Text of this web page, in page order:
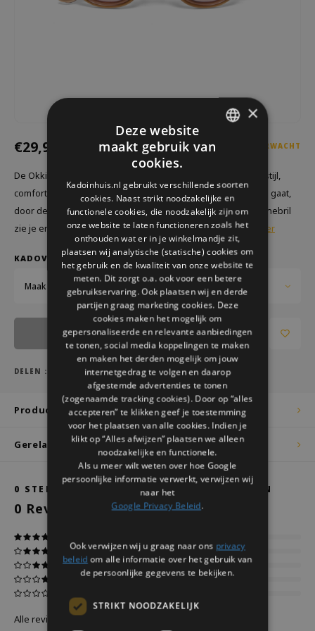
Welke Zwitscherbox past bij jou?
Stationery
Storytiles
Tassen
Tuin
€29,95 BINNENKORT VERWACHT
De Okkia Zonnebril Silvia biedt een perfecte balans tussen stijl,
comfort en bescherming. Of je nu een dagje naar het strand gaat,
door de stad wandelt of een festival bezoekt, met deze zonnebril
zie je er modieus uit, maar beschermt ook je ogen.Lees meer
KADOVERPAKKING:
Maak een keuze...
Houd mij op de hoogte
DELEN :
Productomschrijving
Gerelateerde producten
0 STERREN OP BASIS VAN0BEOORDELINGEN
0 Reviews
Alle reviews
DUTCH
ENGLISH
×
Deze website
maakt gebruik van
cookies.
Kadoinhuis.nl gebruikt verschillende soorten
cookies. Naast strikt noodzakelijke en
functionele cookies, die noodzakelijk zijn om
onze website te laten functioneren zoals het
onthouden wat er in je winkelmandje zit,
plaatsen wij analytische (statische) cookies om
het gebruik en de kwaliteit van onze website te
meten. Dit zorgt o.a. ook voor een betere
gebruikservaring. Ook plaatsen wij en derde
partijen graag marketing cookies. Deze
cookies maken het mogelijk om
gepersonaliseerde en relevante aanbiedingen
te tonen, social media koppelingen te maken
en maken het derden mogelijk om jouw
internetgedrag te volgen en daarop
afgestemde advertenties te tonen
(zogenaamde tracking cookies). Door op “alles
accepteren” te klikken geef je toestemming
voor het plaatsen van alle cookies. Indien je
klikt op “Alles afwijzen” plaatsen we alleen
noodzakelijke en functionele.
Als u meer wilt weten over hoe Google
persoonlijke informatie verwerkt, verwijzen wij
naar het
Google Privacy Beleid.
Ook verwijzen wij u graag naar ons privacy
beleid om alle informatie over het gebruik van
de persoonlijke gegevens te bekijken.
STRIKT NOODZAKELIJK